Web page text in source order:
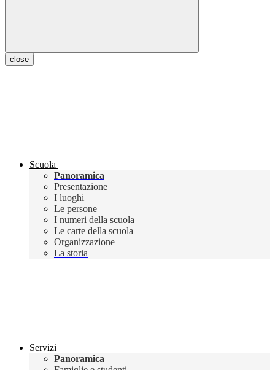
close
Scuola
Panoramica
Presentazione
I luoghi
Le persone
I numeri della scuola
Le carte della scuola
Organizzazione
La storia
Servizi
Panoramica